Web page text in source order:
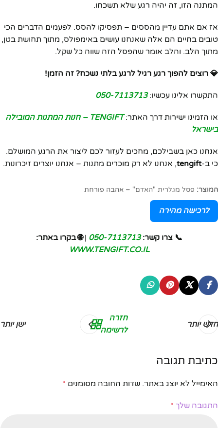
המתנה הזו, זה יהיה רגע שלא תשכחו.
אז אם אתם עדיין מהססים – תפסיקו להסס. לפעמים הדברים הכי
טובים בחיים הם אלה שאנחנו עושים באימפולס, מתוך תחושת בטן,
מתוך הלב. והלב אומר שהפסל הזה שווה כל שקל.
💎 רוצים להפוך רגע רגיל לרגע בלתי נשכח? זה הזמן!
התקשרו אלינו עכשיו:050-7113713
או הזמינו ישירות דרך האתר:
TENGIFT – חנות המתנות המובילה
בישראל
אנחנו כאן בשבילכם, מחכים לעזור לכם ליצור את הרגע המושלם.
כי ב-tengift, אנחנו לא רק מוכרים מתנות – אנחנו יוצרים זיכרונות.
המוצר: פסל מגלרית "האדם" – אהבה פורחת
לרכישה מהירה
📞 צרו קשר: 050-7113713
|🌐 בקרו באתר:
WWW.TENGIFT.CO.IL
חדש יותר
חזרה
לרשימה
ישן יותר
כתיבת תגובה
האימייל לא יוצג באתר. שדות החובה מסומנים *
התגובה שלך *